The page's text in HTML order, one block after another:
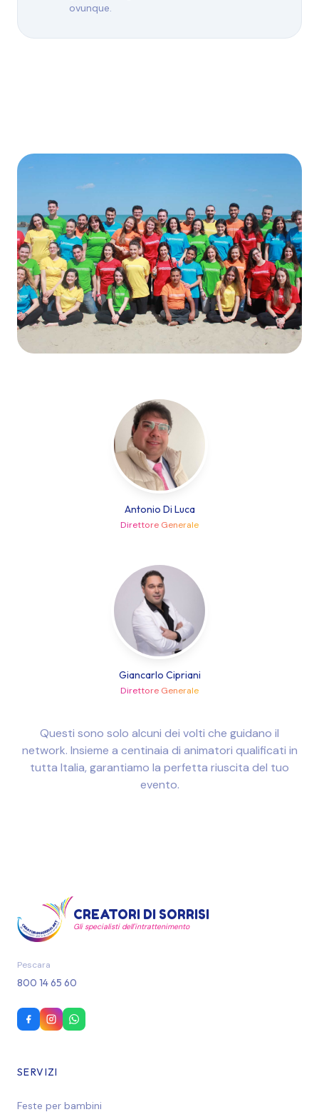
ovunque.
Antonio Di Luca
Direttore Generale
Giancarlo Cipriani
Direttore Generale
Questi sono solo alcuni dei volti che guidano il
network. Insieme a centinaia di animatori qualificati in
tutta Italia, garantiamo la perfetta riuscita del tuo
evento.
CREATORI DI SORRISI
Gli specialisti dell'intrattenimento
Pescara
800 14 65 60
SERVIZI
Feste per bambini